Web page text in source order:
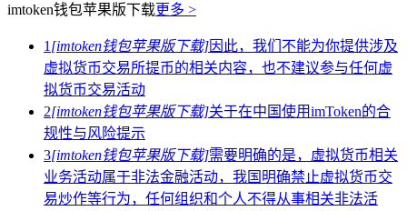
imtoken钱包苹果版下载更多 >
1 [imtoken钱包苹果版下载]因此，我们不能为你提供涉及
虚拟货币交易所提币的相关内容，也不建议参与任何虚
拟货币交易活动
2[imtoken钱包苹果版下载]关于在中国使用imToken的合
规性与风险提示
3[imtoken钱包苹果版下载]需要明确的是，虚拟货币相关
业务活动属于非法金融活动，我国明确禁止虚拟货币交
易炒作等行为，任何组织和个人不得从事相关非法活